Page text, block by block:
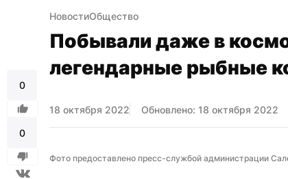
0
0
НовостиОбщество
Побывали даже в
легендарные рыбные
18 октября 2022 Обновлено: 18 октября 2022
Фото предоставлено пресс-службой администрации